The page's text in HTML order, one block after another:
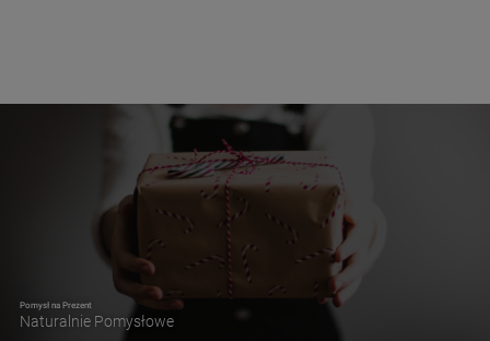
Pomysł na Prezent
Naturalnie Pomysłowe